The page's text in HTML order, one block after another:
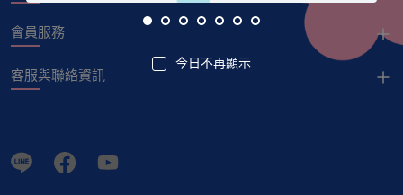
會員服務
客服與聯絡資訊
今日不再顯示